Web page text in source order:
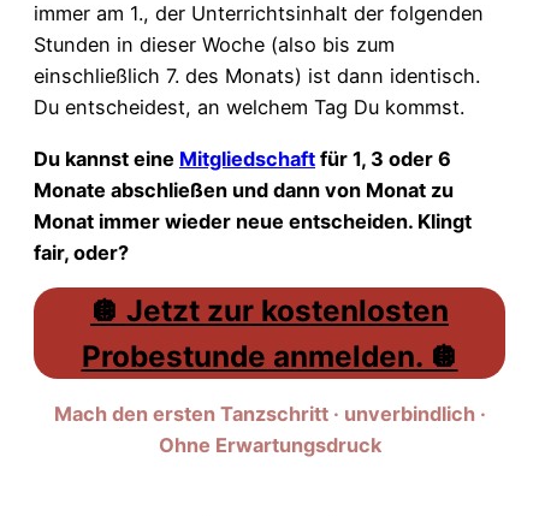
immer am 1., der Unterrichtsinhalt der folgenden
Stunden in dieser Woche (also bis zum
einschließlich 7. des Monats) ist dann identisch.
Du entscheidest, an welchem Tag Du kommst.
Du kannst eine Mitgliedschaft für 1, 3 oder 6
Monate abschließen und dann von Monat zu
Monat immer wieder neue entscheiden. Klingt
fair, oder?
🪩 Jetzt zur kostenlosten
Probestunde anmelden. 🪩
Mach den ersten Tanzschritt · unverbindlich ·
Ohne Erwartungsdruck